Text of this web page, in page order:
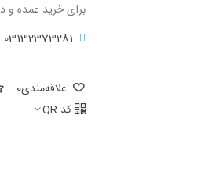
برای خرید عمده و
03132373281
علاقه‌مندی0
کد QR